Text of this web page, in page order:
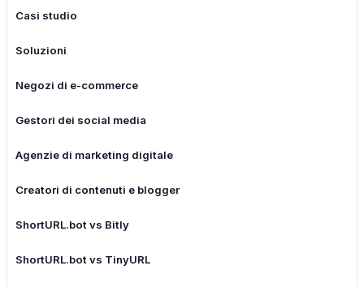
Casi studio
Soluzioni
Negozi di e-commerce
Gestori dei social media
Agenzie di marketing digitale
Creatori di contenuti e blogger
ShortURL.bot vs Bitly
ShortURL.bot vs TinyURL